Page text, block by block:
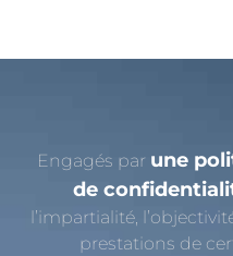
Engagés par une
de
l’impartialité,
prestations de